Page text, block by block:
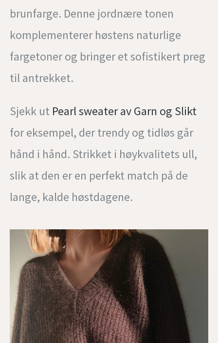
brunfarge. Denne jordnære tonen
komplementerer høstens naturlige
fargetoner og bringer et sofistikert preg
til antrekket.
Sjekk ut Pearl sweater av Garn og Slikt
for eksempel, der trendy og tidløs går
hånd i hånd. Strikket i høykvalitets ull,
slik at den er en perfekt match på de
lange, kalde høstdagene.